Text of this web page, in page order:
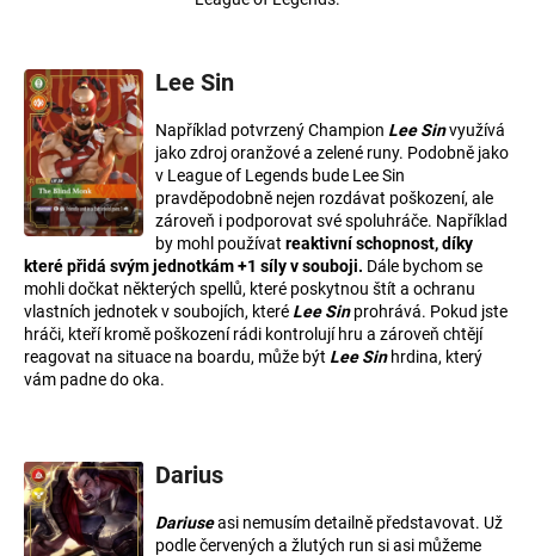
Lee Sin
Například potvrzený Champion Lee Sinvyužívá
jako zdrojoranžovéa zelené runy. Podobně jako
v League of Legends bude Lee Sin
pravděpodobně nejen rozdávat poškození, ale
zároveň i podporovat své spoluhráče. Například
by mohl používat reaktivní schopnost, díky
které přidá svým jednotkám +1 síly v souboji. Dále bychom se
mohli dočkat některých spellů, které poskytnou štít a ochranu
vlastních jednotek v soubojích, které Lee Sinprohrává. Pokud jste
hráči, kteří kromě poškození rádi kontrolují hru a zároveň chtějí
reagovat na situace na boardu, může být Lee Sinhrdina, který
vám padne do oka.
Darius
Dariuseasi nemusím detailně představovat. Už
podlečervených a žlutých run si asi můžeme
D
o
p
o
r
u
č
u
j
e
m
e